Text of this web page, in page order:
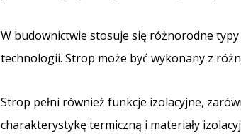
W budownictwie stosuje się różnorodne
technologii. Strop może być wykonany z
Strop pełni również funkcje izolacyjne,
charakterystykę termiczną i materiały